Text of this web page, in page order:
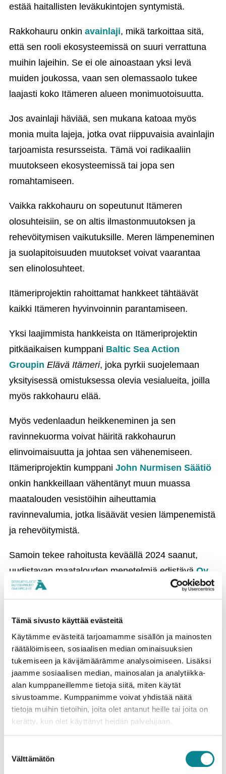
Tämä sivusto käyttää evästeitä
Käytämme evästeitä tarjoamamme sisällön ja mainosten
räätälöimiseen, sosiaalisen median ominaisuuksien
tukemiseen ja kävijämäärämme analysoimiseen. Lisäksi
jaamme sosiaalisen median, mainosalan ja analytiikka-
alan kumppaneillemme tietoja siitä, miten käytät
sivustoamme. Kumppanimme voivat yhdistää näitä
tietoja muihin tietoihin, joita olet antanut heille tai joita on
kerätty, kun olet käyttänyt heidän palvelujaan.
valinta
Välttämätön
estää haitallisten leväkukintojen syntymistä.
Rakkohauru onkin avainlaji, mikä tarkoittaa sitä,
että sen rooli ekosysteemissä on suuri verrattuna
muihin lajeihin. Se ei ole ainoastaan yksi levä
muiden joukossa, vaan sen olemassaolo tukee
laajasti koko Itämeren alueen monimuotoisuutta.
Jos avainlaji häviää, sen mukana katoaa myös
monia muita lajeja, jotka ovat riippuvaisia avainlajin
tarjoamista resursseista. Tämä voi radikaaliin
muutokseen ekosysteemissä tai jopa sen
romahtamiseen.
Vaikka rakkohauru on sopeutunut Itämeren
olosuhteisiin, se on altis ilmastonmuutoksen ja
rehevöitymisen vaikutuksille. Meren lämpeneminen
ja suolapitoisuuden muutokset voivat vaarantaa
sen elinolosuhteet.
Itämeriprojektin rahoittamat hankkeet tähtäävät
kaikki Itämeren hyvinvoinnin parantamiseen.
Yksi laajimmista hankkeista on Itämeriprojektin
pitkäaikaisen kumppani Baltic Sea Action
Groupin Elävä Itämeri, joka pyrkii suojelemaan
yksityisessä omistuksessa olevia vesialueita, joilla
myös rakkohauru elää.
Myös vedenlaadun heikkeneminen ja sen
ravinnekuorma voivat häiritä rakkohaurun
elinvoimaisuutta ja johtaa sen vähenemiseen.
Itämeriprojektin kumppani John Nurmisen Säätiö
onkin hankkeillaan vähentänyt muun muassa
maatalouden vesistöihin aiheuttamia
ravinnevalumia, jotka lisäävät vesien lämpenemistä
ja rehevöitymistä.
Samoin tekee rahoitusta keväällä 2024 saanut,
uudistavan maatalouden menetelmiä edistävä Oy
Lykkan Ab
, jonka tavoitteena on vähentää
maatalouden fostori- ja typpipäästöjä.
Itämeriprojekti on vuosien mittaan rahoittanut
runsaasti hankkeita, joiden tavoitteita ja
saavutuksia voidaan selvästi mitata, mutta pyrimme
myös tukemaan lasten ja nuorten kasvamista
tiedostaviksi aikuisiksi.
Lähentämällä uuden sukupolven suhdetta
myös tulevaisuudessa ihmisiä, jotka välittävät